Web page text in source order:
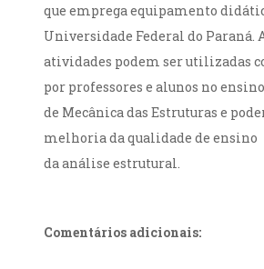
que emprega equipamento
Universidade Federal do Paraná.
atividades podem ser utilizadas
por professores e alunos no ensino
de Mecânica das Estruturas e
melhoria da qualidade de ensino
da análise estrutural.
Comentários adicionais: